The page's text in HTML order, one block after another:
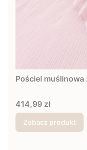
Pościel
Cena
414,99 zł
Zobacz produkt